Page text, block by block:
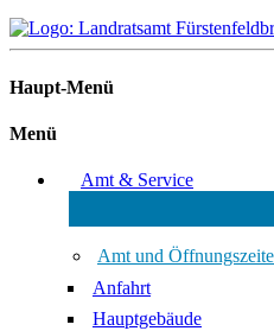
Haupt-Menü
Menü
Amt & Service
Amt und
Anfahrt
Hauptgebäude